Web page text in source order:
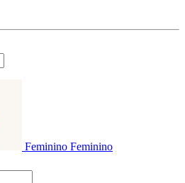
Feminino Feminino